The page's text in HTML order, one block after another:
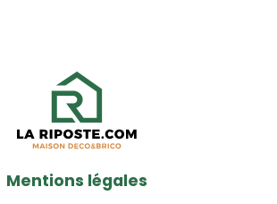
Mentions légales